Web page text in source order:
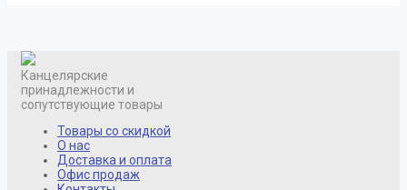
Канцелярские
принадлежности и
сопутствующие товары
Товары со скидкой
О нас
Доставка и оплата
Офис продаж